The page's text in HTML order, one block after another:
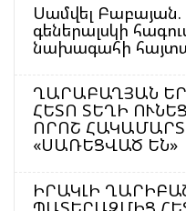
Սամվել Բաբայան.
գեներալսկի
նախագահի
ՂԱՐԱԲԱՂՅԱՆ
ՀԵՏՈ ՏԵՂԻ
ՈՐՈՇ
«ՍԱՌԵՑՎԱԾ ԵՆ»
ԻՐԱԿԼԻ